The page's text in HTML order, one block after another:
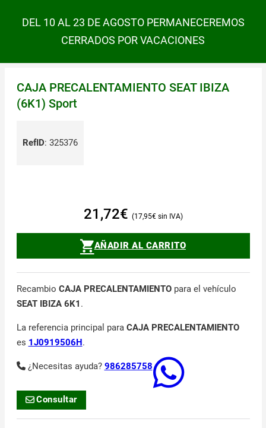
DEL 10 AL 23 DE AGOSTO PERMANECEREMOS
CERRADOS POR VACACIONES
CAJA PRECALENTAMIENTO SEAT IBIZA
(6K1) Sport
RefID: 325376
21,72€ 17,95€
AÑADIR AL CARRITO
Recambio CAJA PRECALENTAMIENTOpara el vehículo
SEAT IBIZA 6K1 .
La referencia principal para CAJA PRECALENTAMIENTO
es 1J0919506H.
¿Necesitas ayuda? 986285758
Consultar